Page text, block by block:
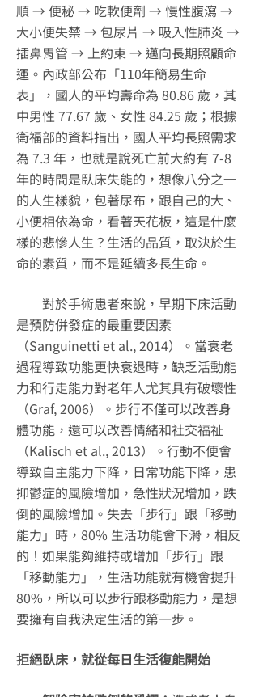
順 → 便秘 → 吃軟便劑 → 慢性腹瀉 →
大小便失禁 → 包尿片 → 吸入性肺炎 →
插鼻胃管 → 上約束 → 邁向長期照顧命
運。內政部公布「110年簡易生命
表」，國人的平均壽命為 80.86 歲，其
中男性 77.67 歲、女性 84.25 歲；根據
衛福部的資料指出，國人平均長照需求
為 7.3 年，也就是說死亡前大約有 7-8
年的時間是臥床失能的，想像八分之一
的人生樣貌，包著尿布，跟自己的大、
小便相依為命，看著天花板，這是什麼
樣的悲慘人生？生活的品質，取決於生
命的素質，而不是延續多長生命。
對於手術患者來說，早期下床活動
是預防併發症的最重要因素
（Sanguinetti et al., 2014）。當衰老
過程導致功能更快衰退時，缺乏活動能
力和行走能力對老年人尤其具有破壞性
（Graf, 2006）。步行不僅可以改善身
體功能，還可以改善情緒和社交福祉
（Kalisch et al., 2013）。行動不便會
導致自主能力下降，日常功能下降，患
抑鬱症的風險增加，急性狀況增加，跌
倒的風險增加。失去「步行」跟「移動
能力」時，80% 生活功能會下滑，相反
的！如果能夠維持或增加「步行」跟
「移動能力」，生活功能就有機會提升
80%，所以可以步行跟移動能力，是想
要擁有自我決定生活的第一步。
拒絕臥床，就從每日生活復能開始